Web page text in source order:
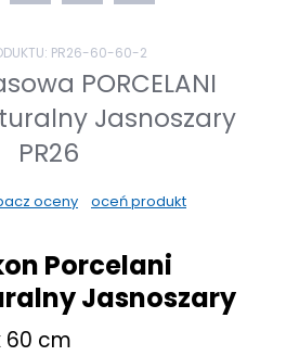
PR26-60-60-2
PORCELANI
Jasnoszary
PR26
oceny oceń produkt
Porcelani
Jasnoszary
60 cm